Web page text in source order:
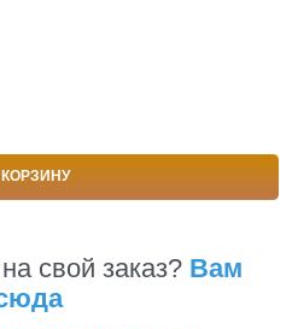
КОРЗИНУ
на свой заказ? Вам